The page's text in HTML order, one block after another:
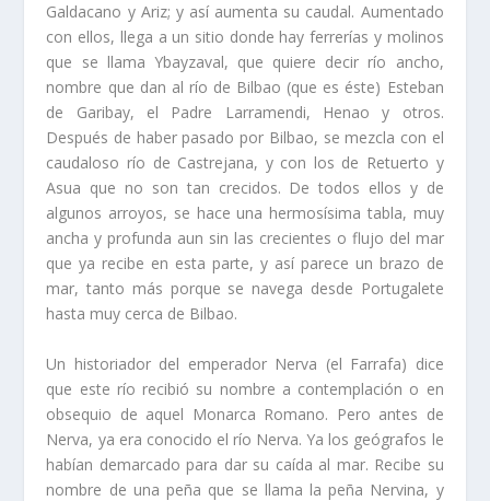
Galdacano y Ariz; y así­ aumenta su caudal. Aumentado
con ellos, llega a un sitio donde hay ferrerí­as y molinos
que se llama Ybayzaval, que quiere decir rí­o ancho,
nombre que dan al rí­o de Bilbao (que es éste) Esteban
de Garibay, el Padre Larramendi, Henao y otros.
Después de haber pasado por Bilbao, se mezcla con el
caudaloso rí­o de Castrejana, y con los de Retuerto y
Asua que no son tan crecidos. De todos ellos y de
algunos arroyos, se hace una hermosí­sima tabla, muy
ancha y pro­funda aun sin las crecientes o flujo del mar
que ya recibe en esta parte, y así­ parece un brazo de
mar, tanto más porque se navega desde Portugalete
hasta muy cerca de Bilbao.
Un historiador del emperador Nerva (el Farrafa) dice
que este rí­o recibió su nombre a contemplación o en
obsequio de aquel Monarca Romano. Pero antes de
Nerva, ya era conocido el rí­o Nerva. Ya los geógrafos le
habí­an demarcado para dar su caí­da al mar. Recibe su
nombre de una peña que se llama la peña Nervina, y